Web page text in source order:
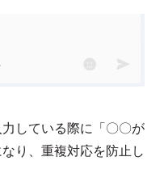
している際に「〇〇が
り、重複対応を防止し